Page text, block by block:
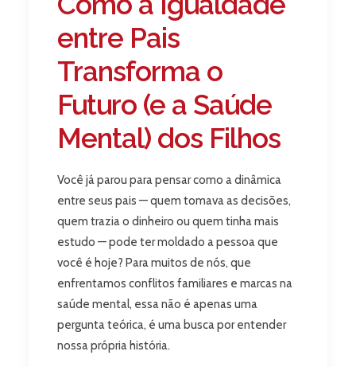
entre Pais
Transforma o
Futuro (e a Saúde
Mental) dos Filhos
Você já parou para pensar como a dinâmica
entre seus pais — quem tomava as decisões,
quem trazia o dinheiro ou quem tinha mais
estudo — pode ter moldado a pessoa que
você é hoje? Para muitos de nós, que
enfrentamos conflitos familiares e marcas na
saúde mental, essa não é apenas uma
pergunta teórica, é uma busca por entender
nossa própria história.